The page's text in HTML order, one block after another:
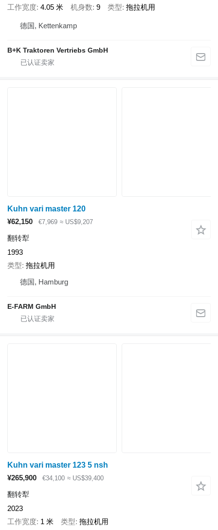
工作宽度 4.05 米 机身数 9 类型 拖拉机用
德国, Kettenkamp
B+K Traktoren Vertriebs GmbH
Kuhn vari master 120
¥62,150
€7,969 ≈ US$9,207
翻转犁
1993
类型 拖拉机用
德国, Hamburg
E-FARM GmbH
Kuhn vari master 123 5 nsh
¥265,900
€34,100 ≈ US$39,400
翻转犁
2023
工作宽度 1 米 类型 拖拉机用